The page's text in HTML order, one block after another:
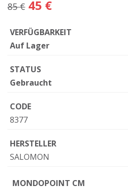
85 € 45 €
VERFÜGBARKEIT
Auf Lager
STATUS
Gebraucht
CODE
8377
HERSTELLER
SALOMON
MONDOPOINT CM